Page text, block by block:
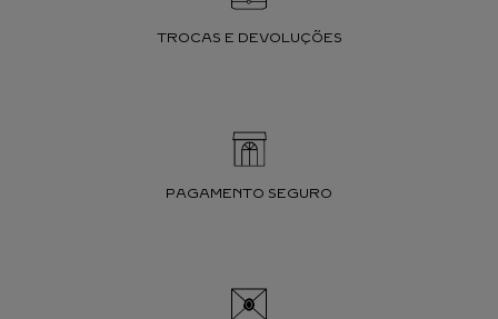
TROCAS E DEVOLUÇÕES
PAGAMENTO SEGURO